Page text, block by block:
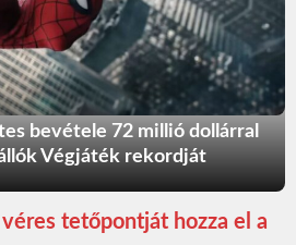
bevétele 72 millió dollárral
Végjáték rekordját
tetőpontját hozza el a